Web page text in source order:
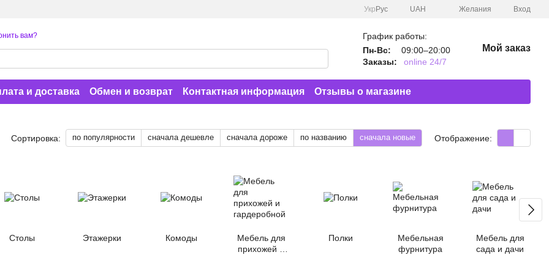
Укр Рус UAH Желания Вход
вам?
График работы:
Пн-Вс:
09:00–20:00
Заказы:
online 24/7
Мой заказ
и доставка Обмен и возврат Контактная информация
Отзывы о магазине
Сортировка: по популярности сначала дешевле сначала дороже по названию сначала новые Отображение:
Столы Этажерки Комоды
Мебель для
прихожей и
Полки
Мебельная
фурнитура
Мебель для
сада и дачи